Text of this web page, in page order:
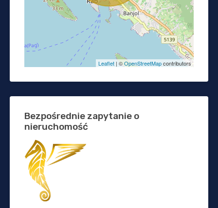
Leaflet | ©OpenStreetMapcontributors
Bezpośrednie zapytanie o
nieruchomość